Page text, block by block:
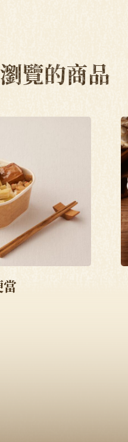
覽的商品